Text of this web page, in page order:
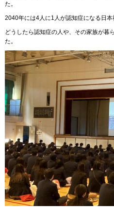
た。
2040年には4人に1人が認知症になる日本
どうしたら認知症の人や、その家族が暮
た。